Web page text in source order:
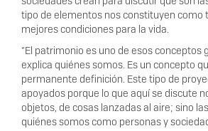
tipo de elementos nos constituyen como
mejores condiciones para la vida.
“El patrimonio es uno de esos conceptos
explica quiénes somos. Es un concepto
permanente definición. Este tipo de
apoyados porque lo que aquí se discute
objetos, de cosas lanzadas al aire; sino
quiénes somos como personas y